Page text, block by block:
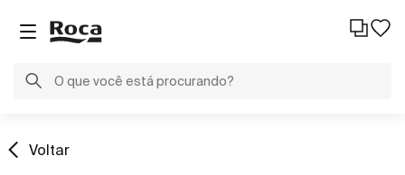
Voltar